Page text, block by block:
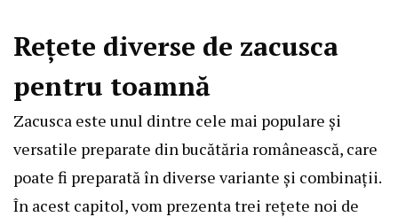
Rețete diverse de zacusca
pentru toamnă
Zacusca este unul dintre cele mai populare și
versatile preparate din bucătăria românească, care
poate fi preparată în diverse variante și combinații.
În acest capitol, vom prezenta trei rețete noi de